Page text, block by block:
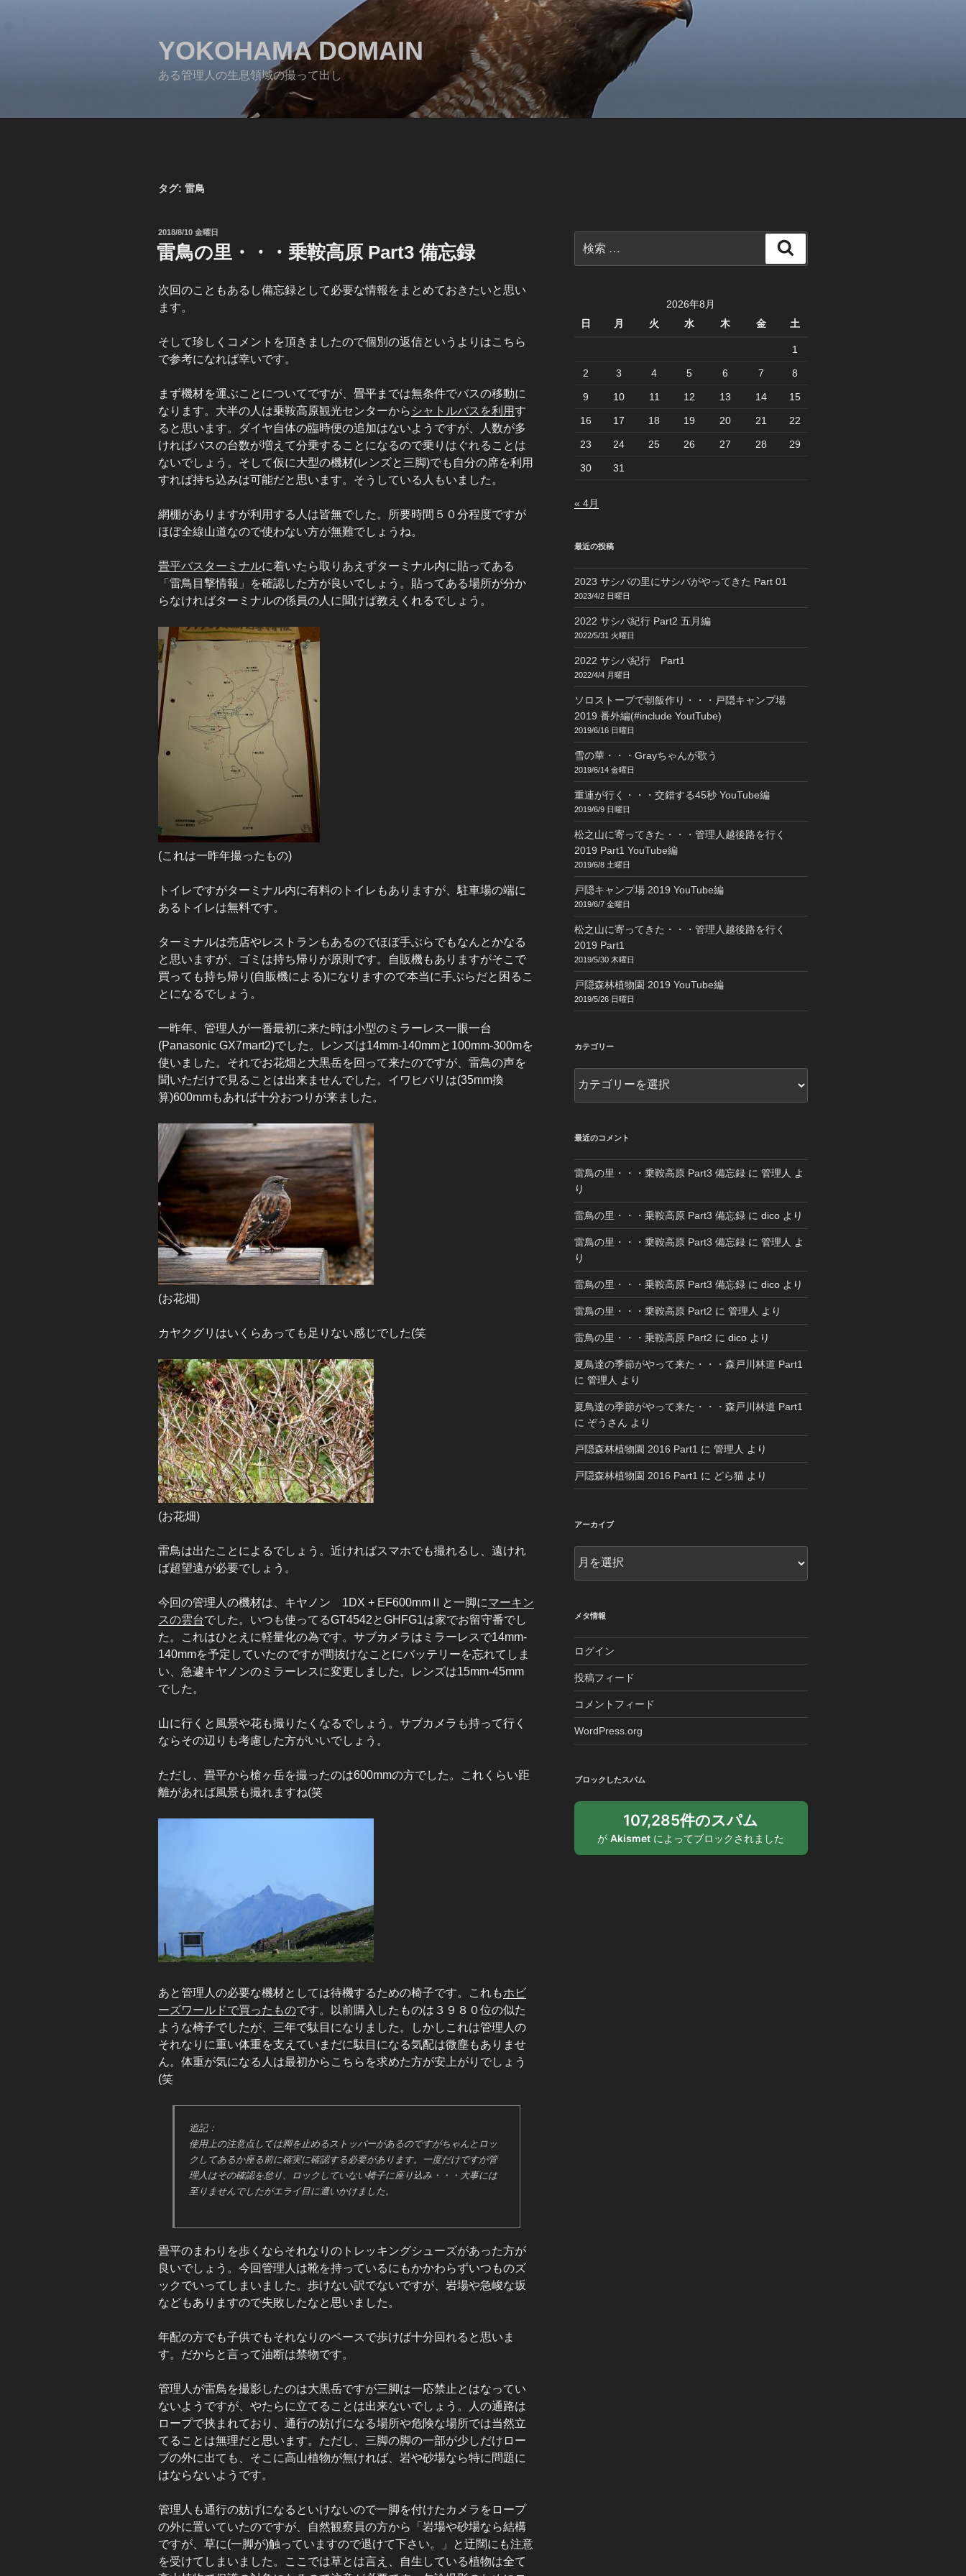
YOKOHAMA DOMAIN
ある管理人の生息領域の撮って出し
タグ: 雷鳥
投
稿
日:
2018/8/10 金曜日
雷鳥の里・・・乗鞍高原 Part3 備忘録
次回のこともあるし備忘録として必要な情報をまとめておきたいと思い
ます。
そして珍しくコメントを頂きましたので個別の返信というよりはこちら
で参考になれば幸いです。
まず機材を運ぶことについてですが、畳平までは無条件でバスの移動に
なります。大半の人は乗鞍高原観光センターから シャトルバスを利用す
ると思います。ダイヤ自体の臨時便の追加はないようですが、人数が多
ければバスの台数が増えて分乗することになるので乗りはぐれることは
ないでしょう。そして仮に大型の機材(レンズと三脚)でも自分の席を利用
すれば持ち込みは可能だと思います。そうしている人もいました。
網棚がありますが利用する人は皆無でした。所要時間５０分程度ですが
ほぼ全線山道なので使わない方が無難でしょうね。
畳平バスターミナルに着いたら取りあえずターミナル内に貼ってある
「雷鳥目撃情報」を確認した方が良いでしょう。貼ってある場所が分か
らなければターミナルの係員の人に聞けば教えくれるでしょう。
(これは一昨年撮ったもの)
トイレですがターミナル内に有料のトイレもありますが、駐車場の端に
あるトイレは無料です。
ターミナルは売店やレストランもあるのでほぼ手ぶらでもなんとかなる
と思いますが、ゴミは持ち帰りが原則です。自販機もありますがそこで
買っても持ち帰り(自販機による)になりますので本当に手ぶらだと困るこ
とになるでしょう。
一昨年、管理人が一番最初に来た時は小型のミラーレス一眼一台
(Panasonic GX7mart2)でした。レンズは14mm-140mmと100mm-300mを
使いました。それでお花畑と大黒岳を回って来たのですが、雷鳥の声を
聞いただけで見ることは出来ませんでした。イワヒバリは(35mm換
算)600mmもあれば十分おつりが来ました。
(お花畑)
カヤクグリはいくらあっても足りない感じでした(笑
(お花畑)
雷鳥は出たことによるでしょう。近ければスマホでも撮れるし、遠けれ
ば超望遠が必要でしょう。
今回の管理人の機材は、キヤノン 1DX + EF600mmⅡと一脚にマーキン
スの雲台でした。いつも使ってるGT4542とGHFG1は家でお留守番でし
た。これはひとえに軽量化の為です。サブカメラはミラーレスで14mm-
140mmを予定していたのですが間抜けなことにバッテリーを忘れてしま
い、急遽キヤノンのミラーレスに変更しました。レンズは15mm-45mm
でした。
山に行くと風景や花も撮りたくなるでしょう。サブカメラも持って行く
ならその辺りも考慮した方がいいでしょう。
ただし、畳平から槍ヶ岳を撮ったのは600mmの方でした。これくらい距
離があれば風景も撮れますね(笑
あと管理人の必要な機材としては待機するための椅子です。これもホビ
ーズワールドで買ったものです。以前購入したものは３９８０位の似た
ような椅子でしたが、三年で駄目になりました。しかしこれは管理人の
それなりに重い体重を支えていまだに駄目になる気配は微塵もありませ
ん。体重が気になる人は最初からこちらを求めた方が安上がりでしょう
(笑
追記：
使用上の注意点しては脚を止めるストッパーがあるのですがちゃんとロッ
クしてあるか座る前に確実に確認する必要があります。一度だけですが管
理人はその確認を怠り、ロックしていない椅子に座り込み・・・大事には
至りませんでしたがエライ目に遭いかけました。
畳平のまわりを歩くならそれなりのトレッキングシューズがあった方が
良いでしょう。今回管理人は靴を持っているにもかかわらずいつものズ
ックでいってしまいました。歩けない訳でないですが、岩場や急峻な坂
などもありますので失敗したなと思いました。
年配の方でも子供でもそれなりのペースで歩けば十分回れると思いま
す。だからと言って油断は禁物です。
管理人が雷鳥を撮影したのは大黒岳ですが三脚は一応禁止とはなってい
ないようですが、やたらに立てることは出来ないでしょう。人の通路は
ロープで挟まれており、通行の妨げになる場所や危険な場所では当然立
てることは無理だと思います。ただし、三脚の脚の一部が少しだけロー
ブの外に出ても、そこに高山植物が無ければ、岩や砂場なら特に問題に
はならないようです。
管理人も通行の妨げになるといけないので一脚を付けたカメラをロープ
の外に置いていたのですが、自然観察員の方から「岩場や砂場なら結構
ですが、草に(一脚が)触っていますので退けて下さい。」と迂闊にも注意
を受けてしまいました。ここでは草とは言え、自生している植物は全て
索:
索
2026年8月
日
月 火 水 木 金 土
1
2 3 4 5 6 7 8
9 10 11 12 13 14 15
16 17 18 19 20 21 22
23 24 25 26 27 28 29
30 31
« 4月
最近の投稿
2023 サシバの里にサシバがやってきた Part 01
2023/4/2 日曜日
2022 サシバ紀行 Part2 五月編
2022/5/31 火曜日
2022 サシバ紀行 Part1
2022/4/4 月曜日
ソロストーブで朝飯作り・・・戸隠キャンプ場
2019 番外編(#include YoutTube)
2019/6/16 日曜日
雪の華・・・Grayちゃんが歌う
2019/6/14 金曜日
重連が行く・・・交錯する45秒 YouTube編
2019/6/9 日曜日
松之山に寄ってきた・・・管理人越後路を行く
2019 Part1 YouTube編
2019/6/8 土曜日
戸隠キャンプ場 2019 YouTube編
2019/6/7 金曜日
松之山に寄ってきた・・・管理人越後路を行く
2019 Part1
2019/5/30 木曜日
戸隠森林植物園 2019 YouTube編
2019/5/26 日曜日
カテゴリー
テ
ー
最近のコメント
雷鳥の里・・・乗鞍高原 Part3 備忘録に 管理人 よ
り
雷鳥の里・・・乗鞍高原 Part3 備忘録に dicoより
雷鳥の里・・・乗鞍高原 Part3 備忘録に 管理人 よ
り
雷鳥の里・・・乗鞍高原 Part3 備忘録に dicoより
雷鳥の里・・・乗鞍高原 Part2 に 管理人 より
雷鳥の里・・・乗鞍高原 Part2 に dicoより
夏鳥達の季節がやって来た・・・森戸川林道 Part1
に 管理人 より
夏鳥達の季節がやって来た・・・森戸川林道 Part1
に ぞうさん より
戸隠森林植物園 2016 Part1 に 管理人 より
戸隠森林植物園 2016 Part1 に どら猫より
アーカイブ
ー
ブ
メタ情報
ログイン
投稿フィード
コメントフィード
WordPress.org
ブロックしたスパム
107,285件のスパム
がAkismet によってブロックされました